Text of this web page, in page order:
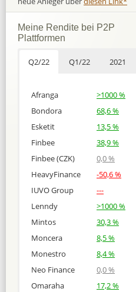
Meine Rendite bei P2P
Plattformen
Q2/22 Q1/22 2021
Afranga
>1000 %
Bondora
68,6 %
Esketit
13,5 %
Finbee
38,9 %
Finbee (CZK)
0,0 %
HeavyFinance
-50,6 %
IUVO Group
---
Lenndy
>1000 %
Mintos
30,3 %
Moncera
8,5 %
Monestro
8,4 %
Neo Finance
0,0 %
Omaraha
17,2 %